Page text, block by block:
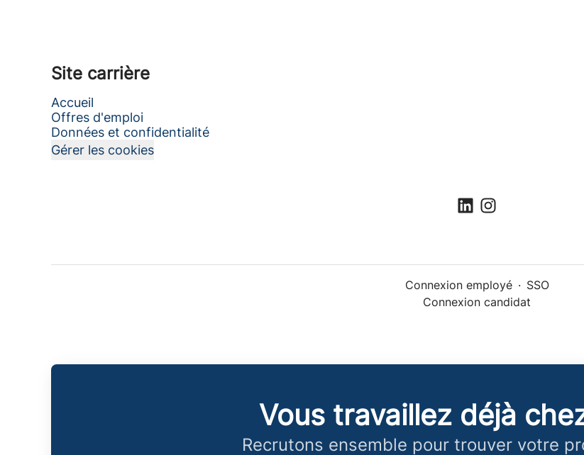
Site carrière
Accueil
Offres d'emploi
Données et confidentialité
Gérer les cookies
Connexion employé · SSO
Connexion candidat
Vous travaillez déjà
Recrutons ensemble pour trouver votre